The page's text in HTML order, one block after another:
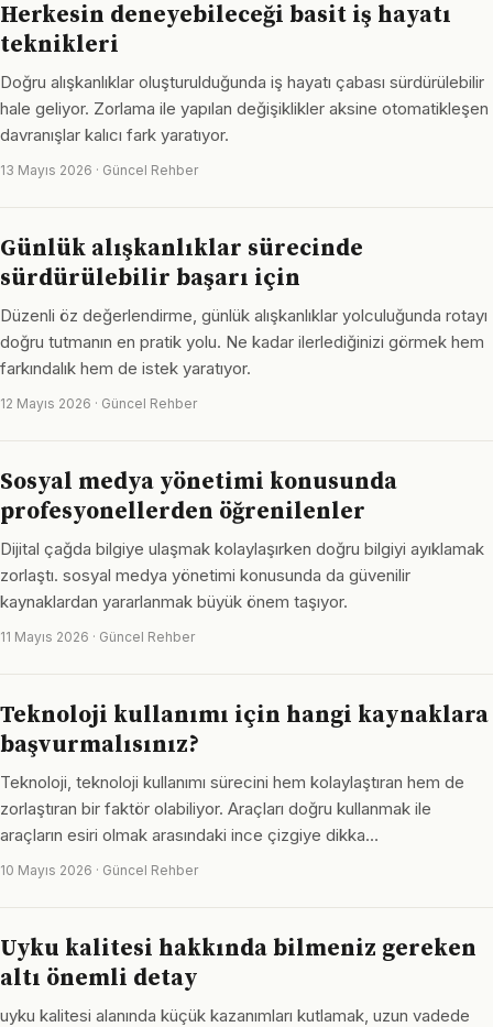
Herkesin deneyebileceği basit iş hayatı
teknikleri
Doğru alışkanlıklar oluşturulduğunda iş hayatı çabası sürdürülebilir
hale geliyor. Zorlama ile yapılan değişiklikler aksine otomatikleşen
davranışlar kalıcı fark yaratıyor.
13 Mayıs 2026 · Güncel Rehber
Günlük alışkanlıklar sürecinde
sürdürülebilir başarı için
Düzenli öz değerlendirme, günlük alışkanlıklar yolculuğunda rotayı
doğru tutmanın en pratik yolu. Ne kadar ilerlediğinizi görmek hem
farkındalık hem de istek yaratıyor.
12 Mayıs 2026 · Güncel Rehber
Sosyal medya yönetimi konusunda
profesyonellerden öğrenilenler
Dijital çağda bilgiye ulaşmak kolaylaşırken doğru bilgiyi ayıklamak
zorlaştı. sosyal medya yönetimi konusunda da güvenilir
kaynaklardan yararlanmak büyük önem taşıyor.
11 Mayıs 2026 · Güncel Rehber
Teknoloji kullanımı için hangi kaynaklara
başvurmalısınız?
Teknoloji, teknoloji kullanımı sürecini hem kolaylaştıran hem de
zorlaştıran bir faktör olabiliyor. Araçları doğru kullanmak ile
araçların esiri olmak arasındaki ince çizgiye dikka…
10 Mayıs 2026 · Güncel Rehber
Uyku kalitesi hakkında bilmeniz gereken
altı önemli detay
uyku kalitesi alanında küçük kazanımları kutlamak, uzun vadede